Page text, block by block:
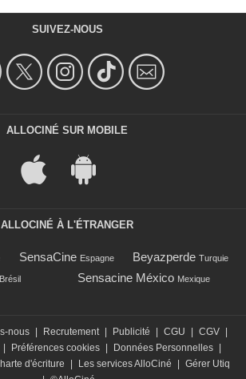
SUIVEZ-NOUS
ALLOCINÉ SUR MOBILE
ALLOCINÉ À L'ÉTRANGER
SensaCine Espagne Beyazperde Turquie
Brésil Sensacine México Mexique
nous Recrutement Publicité CGU CGV
Préférences cookies Données Personnelles
d'écriture Les services AlloCiné
Gérer Utiq